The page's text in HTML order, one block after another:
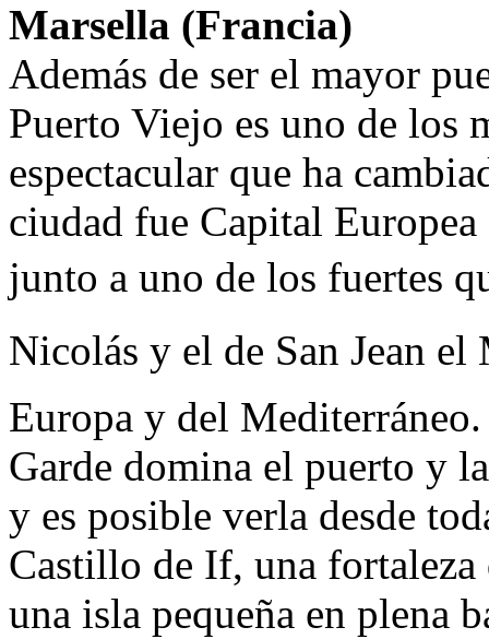
Marsella (Francia)
Además de ser el mayor
Puerto Viejo es uno de los
espectacular que ha
ciudad fue Capital
junto a uno de los fuertes
Nicolás y el de San Jean
Europa y del
Garde domina el puerto y
y es posible verla desde
Castillo de If, una
una isla pequeña en plena